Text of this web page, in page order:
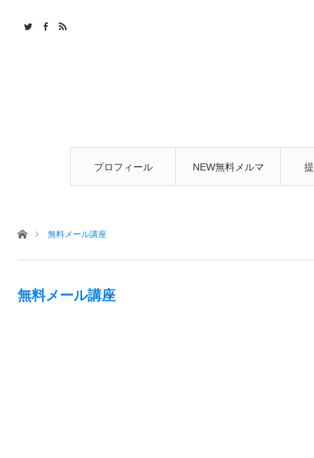
プロフィール NEW無料メルマ
ホーム無料メール講座
無料メール講座